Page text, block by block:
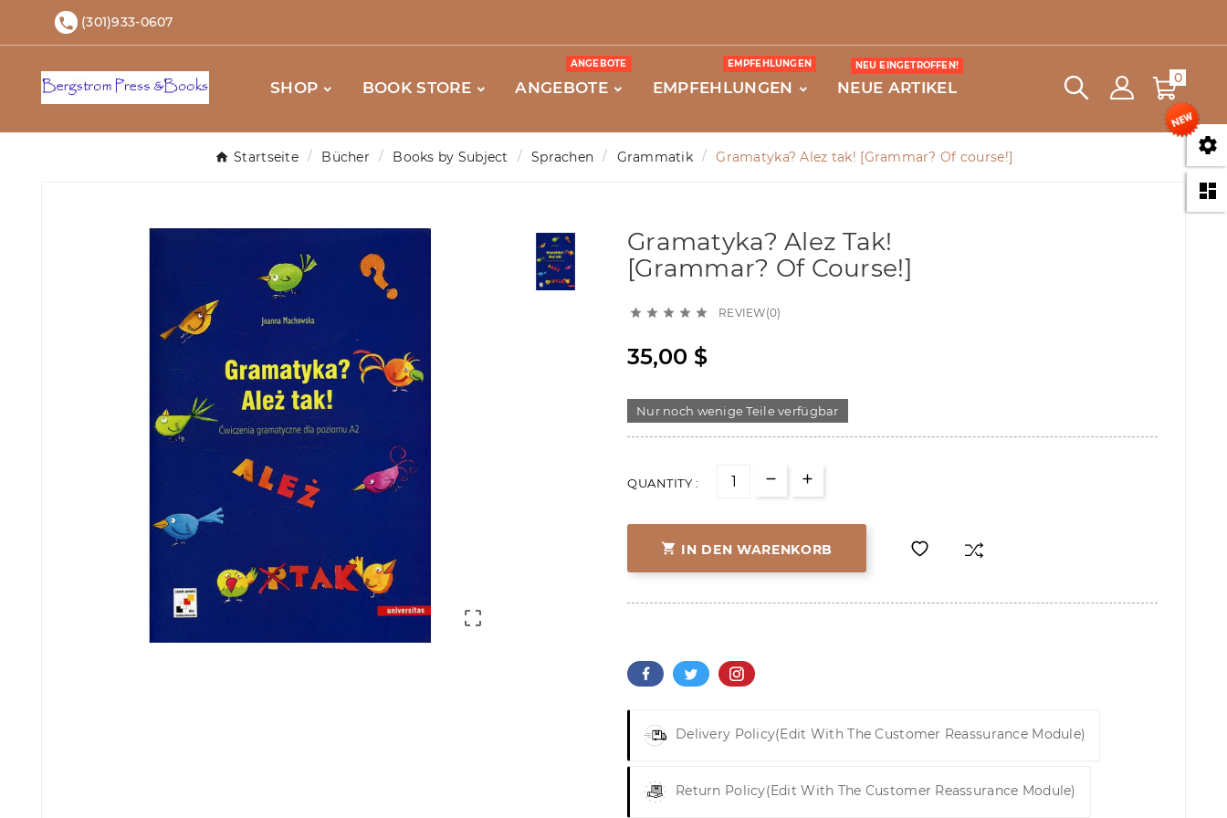


 (301)933-0607
SHOP BOOK STORE ANGEBOTE
ANGEBOTE
EMPFEHLUNGEN
EMPFEHLUNGEN
NEUE ARTIKEL
NEU EINGETROFFEN!
0
Startseite Bücher Books by Subject Sprachen Grammatik Gramatyka? Alez tak! [Grammar? Of course!]

Gramatyka? Alez Tak!
[Grammar? Of Course!]
     REVIEW(0)
35,00 $
Nur noch wenige Teile verfügbar
QUANTITY :
 IN DEN WARENKORB
Delivery Policy(edit With The Customer Reassurance Module)
Return Policy(edit With The Customer Reassurance Module)